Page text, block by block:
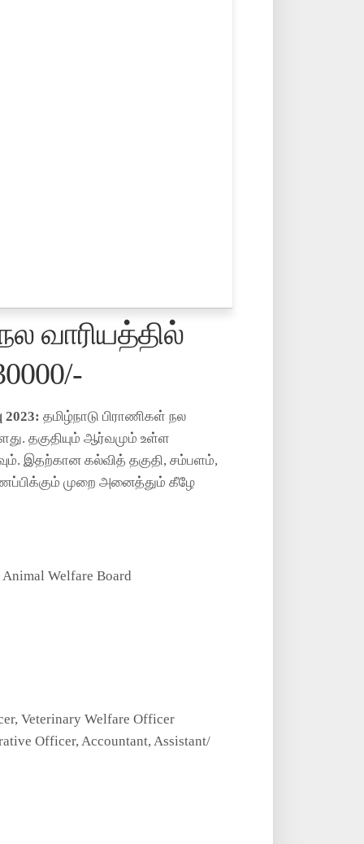
வாரியத்தில்
2023: தமிழ்நாடு பிராணிகள் நல
தகுதியும் ஆர்வமும் உள்ள
இதற்கான கல்வித் தகுதி, சம்பளம்,
முறை அனைத்தும் கீழே
Welfare Board
Veterinary Welfare Officer
Officer, Accountant, Assistant/